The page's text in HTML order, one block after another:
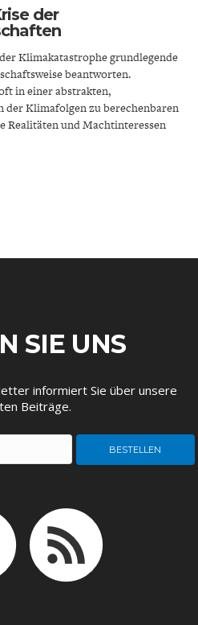
der
Klimakatastrophe grundlegende
beantworten.
in einer abstrakten,
Klimafolgen zu berechenbaren
Realitäten und Machtinteressen
SIE UNS
informiert Sie über unsere
Beiträge.